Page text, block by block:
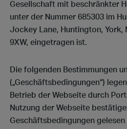
Gesellschaft mit beschränkter
unter der Nummer 685303 im
Jockey Lane, Huntington, York,
9XW, eingetragen ist.
Die folgenden Bestimmungen
(„Geschäftsbedingungen“)
Betrieb der Webseite durch
Nutzung der Webseite
Geschäftsbedingungen